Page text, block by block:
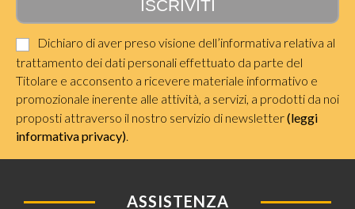
Dichiaro di aver preso visione dell’informativa relativa al
trattamento dei dati personali effettuato da parte del
Titolare e acconsento a ricevere materiale informativo e
promozionale inerente alle attività, a servizi, a prodotti da noi
proposti attraverso il nostro servizio di newsletter(leggi
informativa privacy)
ASSISTENZA